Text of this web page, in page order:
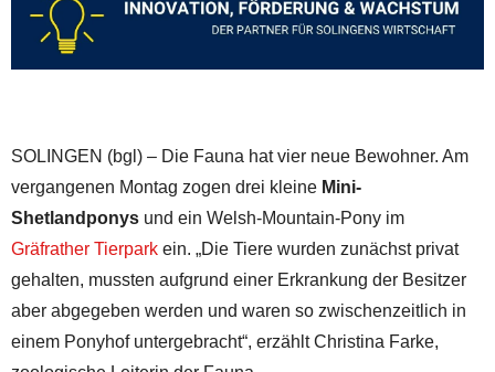
SOLINGEN (bgl) – Die Fauna hat vier neue Bewohner. Am
vergangenen Montag zogen drei kleine Mini-
Shetlandponys und ein Welsh-Mountain-Pony im
Gräfrather Tierpark ein. „Die Tiere wurden zunächst privat
gehalten, mussten aufgrund einer Erkrankung der Besitzer
aber abgegeben werden und waren so zwischenzeitlich in
einem Ponyhof untergebracht“, erzählt Christina Farke,